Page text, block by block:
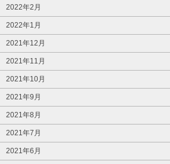
2022年2月
2022年1月
2021年12月
2021年11月
2021年10月
2021年9月
2021年8月
2021年7月
2021年6月